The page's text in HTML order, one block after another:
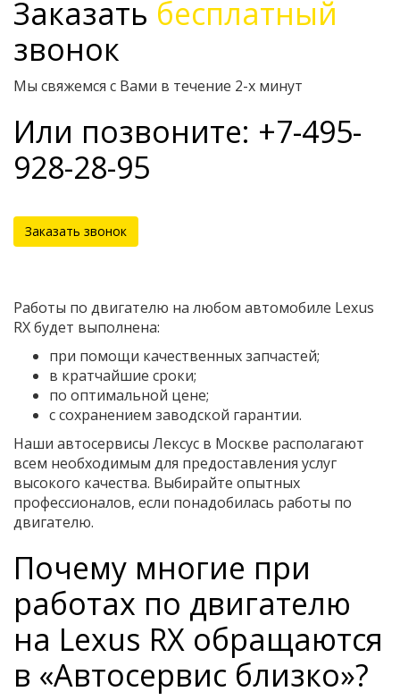
Заказать бесплатный
звонок
Мы свяжемся с Вами в течение 2-х минут
Или позвоните: +7-495-
928-28-95
Заказать звонок
Работы по двигателю на любом автомобиле Lexus
RX будет выполнена:
при помощи качественных запчастей;
в кратчайшие сроки;
по оптимальной цене;
с сохранением заводской гарантии.
Наши автосервисы Лексус в Москве располагают
всем необходимым для предоставления услуг
высокого качества. Выбирайте опытных
профессионалов, если понадобилась работы по
двигателю.
Почему многие при
работах по двигателю
на Lexus RX обращаются
в «Автосервис близко»?